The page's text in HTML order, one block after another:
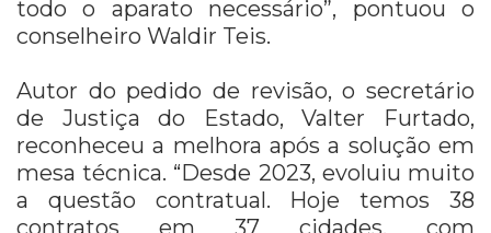
todo o aparato necessário”, pontuou o
conselheiro Waldir Teis.
Autor do pedido de revisão, o secretário
de Justiça do Estado, Valter Furtado,
reconheceu a melhora após a solução em
mesa técnica. “Desde 2023, evoluiu muito
a questão contratual. Hoje temos 38
contratos em 37 cidades, com